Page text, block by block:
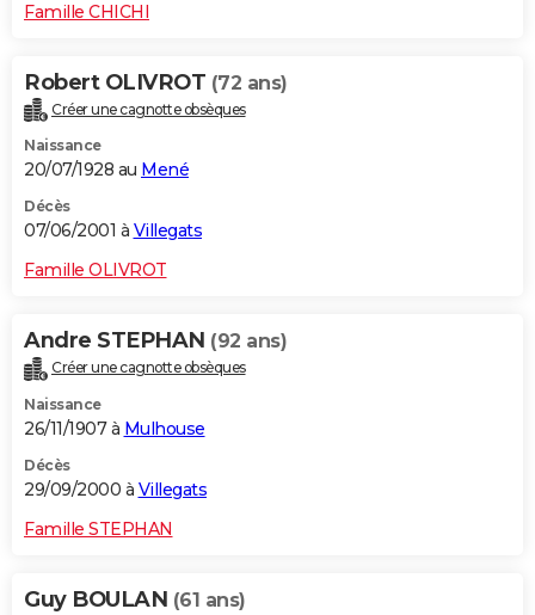
Famille CHICHI
Robert OLIVROT (72 ans)
Créer une cagnotte obsèques
Naissance
20/07/1928 au Mené
Décès
07/06/2001 à Villegats
Famille OLIVROT
Andre STEPHAN (92 ans)
Créer une cagnotte obsèques
Naissance
26/11/1907 à Mulhouse
Décès
29/09/2000 à Villegats
Famille STEPHAN
Guy BOULAN (61 ans)